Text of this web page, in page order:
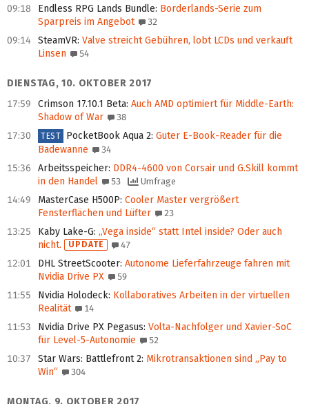
09:18 Endless RPG Lands Bundle: Borderlands-Serie zum
Sparpreis im Angebot
32
09:14 SteamVR: Valve streicht Gebühren, lobt LCDs und verkauft
Linsen
54
DIENSTAG, 10. OKTOBER 2017
17:59
Crimson 17.10.1 Beta: Auch AMD optimiert für Middle-Earth:
Shadow of War
38
17:30 TEST PocketBook Aqua 2: Guter E-Book-Reader für die
Badewanne
34
15:36 Arbeitsspeicher: DDR4-4600 von Corsair und G.Skill kommt
in den Handel
53 Umfrage
14:49 MasterCase H500P: Cooler Master vergrößert
Fensterflächen und Lüfter
23
13:25 Kaby Lake-G: „Vega inside“ statt Intel inside? Oder auch
nicht.
UPDATE 47
12:01 DHL StreetScooter: Autonome Lieferfahrzeuge fahren mit
Nvidia Drive PX
59
11:55 Nvidia Holodeck: Kollaboratives Arbeiten in der virtuellen
Realität
14
11:53 Nvidia Drive PX Pegasus: Volta-Nachfolger und Xavier-SoC
für Level-5-Autonomie
52
10:37 Star Wars: Battlefront 2: Mikrotransaktionen sind „Pay to
Win“
304